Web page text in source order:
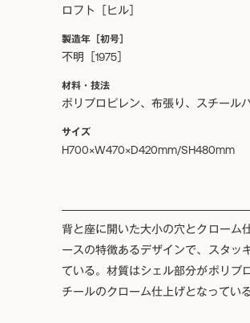
ロフト［ヒル］
製造年［初号］
不明［1975］
材料・技法
ポリプロピレン、布張り、スチール
サイズ
H700×W470×D420mm/SH480mm
背と座に開いた大小の穴とクローム
ースの特徴あるデザインで、スタッ
ている。材質はシェル部分がポリプ
チールのクローム仕上げとなっている